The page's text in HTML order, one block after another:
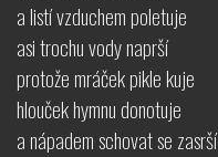
a listí vzduchem poletuje
asi trochu vody naprší
protože mráček pikle kuje
hlouček hymnu donotuje
a nápadem schovat se zasrší